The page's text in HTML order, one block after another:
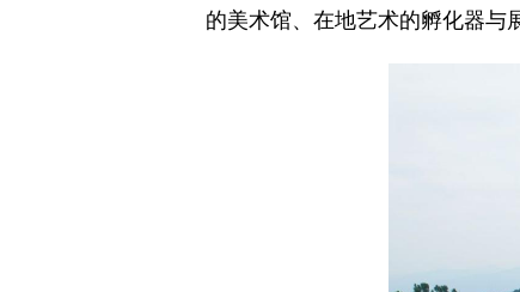
的美术馆、在地艺术的孵化器与